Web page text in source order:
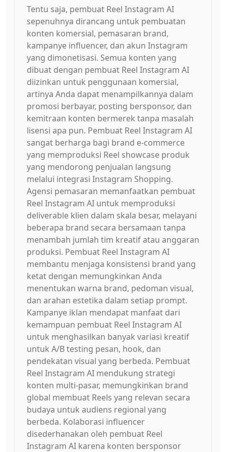
Tentu saja, pembuat Reel Instagram AI
sepenuhnya dirancang untuk pembuatan
konten komersial, pemasaran brand,
kampanye influencer, dan akun Instagram
yang dimonetisasi. Semua konten yang
dibuat dengan pembuat Reel Instagram AI
diizinkan untuk penggunaan komersial,
artinya Anda dapat menampilkannya dalam
promosi berbayar, posting bersponsor, dan
kemitraan konten bermerek tanpa masalah
lisensi apa pun. Pembuat Reel Instagram AI
sangat berharga bagi brand e-commerce
yang memproduksi Reel showcase produk
yang mendorong penjualan langsung
melalui integrasi Instagram Shopping.
Agensi pemasaran memanfaatkan pembuat
Reel Instagram AI untuk memproduksi
deliverable klien dalam skala besar, melayani
beberapa brand secara bersamaan tanpa
menambah jumlah tim kreatif atau anggaran
produksi. Pembuat Reel Instagram AI
membantu menjaga konsistensi brand yang
ketat dengan memungkinkan Anda
menentukan warna brand, pedoman visual,
dan arahan estetika dalam setiap prompt.
Kampanye iklan mendapat manfaat dari
kemampuan pembuat Reel Instagram AI
untuk menghasilkan banyak variasi kreatif
untuk A/B testing pesan, hook, dan
pendekatan visual yang berbeda. Pembuat
Reel Instagram AI mendukung strategi
konten multi-pasar, memungkinkan brand
global membuat Reels yang relevan secara
budaya untuk audiens regional yang
berbeda. Kolaborasi influencer
disederhanakan oleh pembuat Reel
Instagram AI karena konten bersponsor